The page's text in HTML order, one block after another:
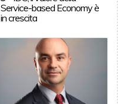
Service-based Economy è
in crescita